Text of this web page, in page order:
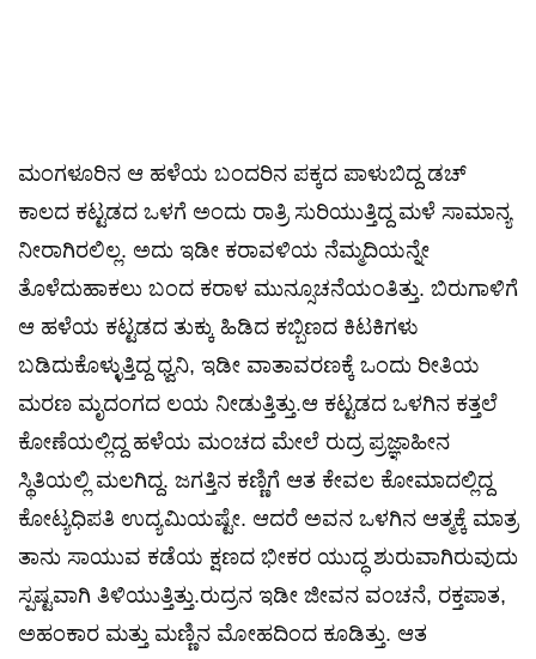
ಮಂಗಳೂರಿನ ಆ ಹಳೆಯ ಬಂದರಿನ ಪಕ್ಕದ ಪಾಳುಬಿದ್ದ ಡಚ್
ಕಾಲದ ಕಟ್ಟಡದ ಒಳಗೆ ಅಂದು ರಾತ್ರಿ ಸುರಿಯುತ್ತಿದ್ದ ಮಳೆ ಸಾಮಾನ್ಯ
ನೀರಾಗಿರಲಿಲ್ಲ. ಅದು ಇಡೀ ಕರಾವಳಿಯ ನೆಮ್ಮದಿಯನ್ನೇ
ತೊಳೆದುಹಾಕಲು ಬಂದ ಕರಾಳ ಮುನ್ಸೂಚನೆಯಂತಿತ್ತು. ಬಿರುಗಾಳಿಗೆ
ಆ ಹಳೆಯ ಕಟ್ಟಡದ ತುಕ್ಕು ಹಿಡಿದ ಕಬ್ಬಿಣದ ಕಿಟಕಿಗಳು
ಬಡಿದುಕೊಳ್ಳುತ್ತಿದ್ದ ಧ್ವನಿ, ಇಡೀ ವಾತಾವರಣಕ್ಕೆ ಒಂದು ರೀತಿಯ
ಮರಣ ಮೃದಂಗದ ಲಯ ನೀಡುತ್ತಿತ್ತು.ಆ ಕಟ್ಟಡದ ಒಳಗಿನ ಕತ್ತಲೆ
ಕೋಣೆಯಲ್ಲಿದ್ದ ಹಳೆಯ ಮಂಚದ ಮೇಲೆ ರುದ್ರ ಪ್ರಜ್ಞಾಹೀನ
ಸ್ಥಿತಿಯಲ್ಲಿ ಮಲಗಿದ್ದ. ಜಗತ್ತಿನ ಕಣ್ಣಿಗೆ ಆತ ಕೇವಲ ಕೋಮಾದಲ್ಲಿದ್ದ
ಕೋಟ್ಯಧಿಪತಿ ಉದ್ಯಮಿಯಷ್ಟೇ. ಆದರೆ ಅವನ ಒಳಗಿನ ಆತ್ಮಕ್ಕೆ ಮಾತ್ರ
ತಾನು ಸಾಯುವ ಕಡೆಯ ಕ್ಷಣದ ಭೀಕರ ಯುದ್ಧ ಶುರುವಾಗಿರುವುದು
ಸ್ಪಷ್ಟವಾಗಿ ತಿಳಿಯುತ್ತಿತ್ತು.ರುದ್ರನ ಇಡೀ ಜೀವನ ವಂಚನೆ, ರಕ್ತಪಾತ,
ಅಹಂಕಾರ ಮತ್ತು ಮಣ್ಣಿನ ಮೋಹದಿಂದ ಕೂಡಿತ್ತು. ಆತ